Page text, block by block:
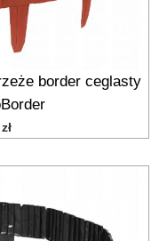
border ceglasty